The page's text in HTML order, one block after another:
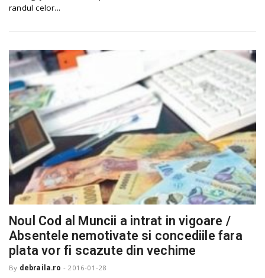
randul celor...
Noul Cod al Muncii a intrat in vigoare /
Absentele nemotivate si concediile fara
plata vor fi scazute din vechime
By debraila.ro - 2016-01-28